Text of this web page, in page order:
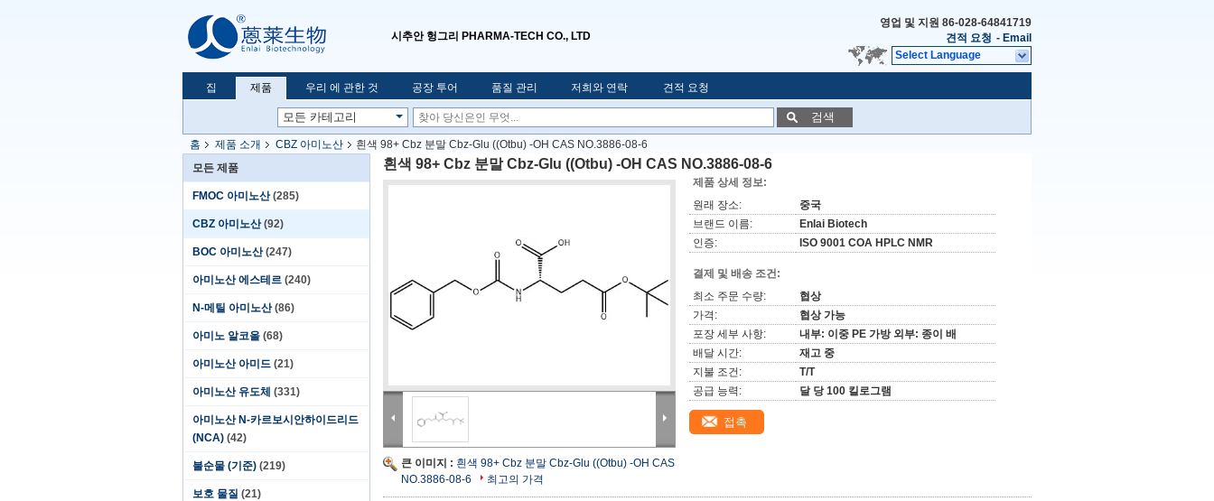
시추안 헝그리 PHARMA-TECH CO., LTD
영업 및 지원 86-028-64841719
견적 요청 - Email
Select Language
집 제품 우리 에 관한 것 공장 투어 품질 관리 저희와 연락 견적 요청
검색
홈 제품 소개 CBZ 아미노산
흰색 98+ Cbz 분말 Cbz-Glu ((Otbu) -OH CAS NO.3886-08-6
모든 제품
FMOC 아미노산 (285)
CBZ 아미노산 (92)
BOC 아미노산 (247)
아미노산 에스테르 (240)
N-메틸 아미노산 (86)
아미노 알코올 (68)
아미노산 아미드 (21)
아미노산 유도체 (331)
아미노산 N-카르보시안하이드리드
(NCA) (42)
불순물 (기준) (219)
보호 물질 (21)
흰색 98+ Cbz 분말 Cbz-Glu ((Otbu) -OH CAS NO.3886-08-6
큰 이미지 : 흰색 98+ Cbz 분말 Cbz-Glu ((Otbu) -OH CAS
NO.3886-08-6
최고의 가격
제품 상세 정보:
원래 장소:
중국
브랜드 이름:
Enlai Biotech
인증:
ISO 9001 COA HPLC NMR
결제 및 배송 조건:
최소 주문 수량:
협상
가격:
협상 가능
포장 세부 사항:
내부: 이중 PE 가방 외부: 종이 배
배달 시간:
재고 중
지불 조건:
T/T
공급 능력:
달 당 100 킬로그램
접촉